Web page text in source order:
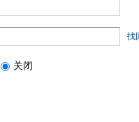
找
关闭